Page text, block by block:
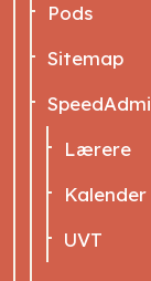
Pods
Sitemap
Lærere
Kalender
UVT